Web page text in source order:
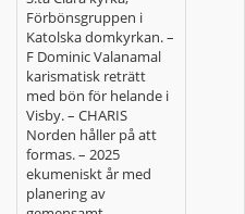
Förbönsgruppen i
Katolska domkyrkan. –
F Dominic Valanamal
karismatisk reträtt
med bön för helande i
Visby. – CHARIS
Norden håller på att
formas. – 2025
ekumeniskt år med
planering av